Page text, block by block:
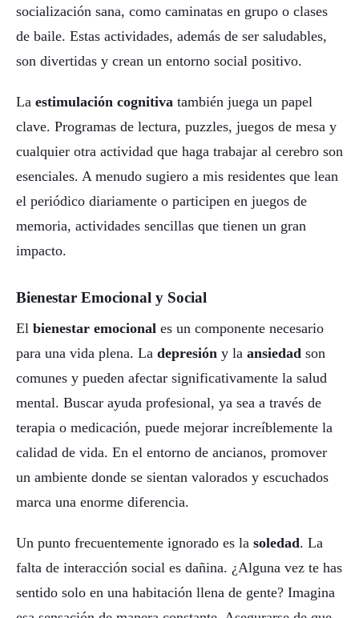
socialización sana, como caminatas en grupo o clases
de baile. Estas actividades, además de ser saludables,
son divertidas y crean un entorno social positivo.
La estimulación cognitiva también juega un papel
clave. Programas de lectura, puzzles, juegos de mesa y
cualquier otra actividad que haga trabajar al cerebro son
esenciales. A menudo sugiero a mis residentes que lean
el periódico diariamente o participen en juegos de
memoria, actividades sencillas que tienen un gran
impacto.
Bienestar Emocional y Social
El bienestar emocional es un componente necesario
para una vida plena. La depresión y la ansiedad son
comunes y pueden afectar significativamente la salud
mental. Buscar ayuda profesional, ya sea a través de
terapia o medicación, puede mejorar increíblemente la
calidad de vida. En el entorno de ancianos, promover
un ambiente donde se sientan valorados y escuchados
marca una enorme diferencia.
Un punto frecuentemente ignorado es la soledad. La
falta de interacción social es dañina. ¿Alguna vez te has
sentido solo en una habitación llena de gente? Imagina